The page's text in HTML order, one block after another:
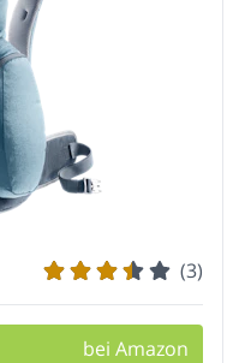
(3)
bei Amazon